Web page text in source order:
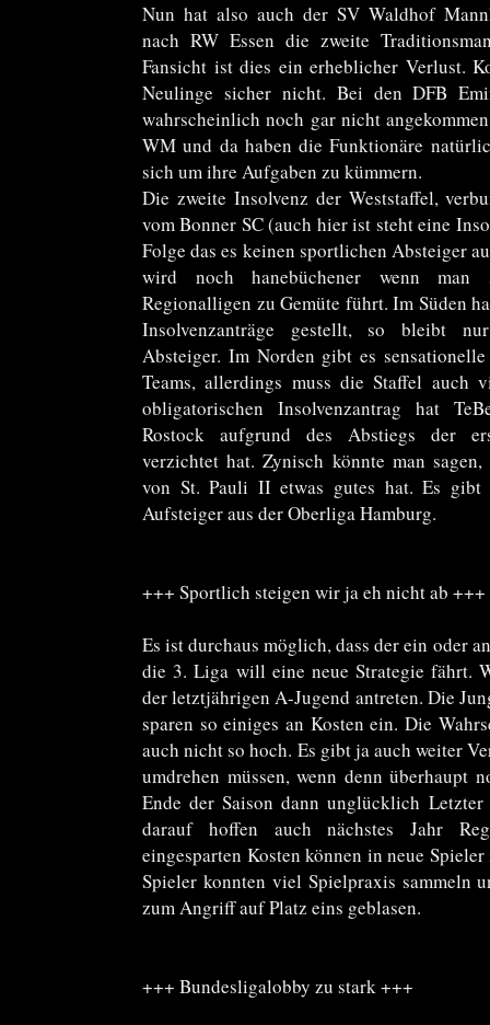
Nun hat also auch der SV Waldhof
nach RW Essen die zweite
Fansicht ist dies ein erheblicher Verlust.
Neulinge sicher nicht. Bei den DFB
wahrscheinlich noch gar nicht
WM und da haben die Funktionäre
sich um ihre Aufgaben zu kümmern.
Die zweite Insolvenz der Weststaffel,
vom Bonner SC (auch hier ist steht eine
Folge das es keinen sportlichen Absteiger
wird noch hanebüchener wenn
Regionalligen zu Gemüte führt. Im Süden
Insolvenzanträge gestellt, so bleibt
Absteiger. Im Norden gibt es
Teams, allerdings muss die Staffel auch
obligatorischen Insolvenzantrag hat
Rostock aufgrund des Abstiegs der
verzichtet hat. Zynisch könnte man
von St. Pauli II etwas gutes hat. Es gibt
Aufsteiger aus der Oberliga Hamburg.
+++ Sportlich steigen wir ja eh nicht ab +++
Es ist durchaus möglich, dass der ein oder
die 3. Liga will eine neue Strategie fährt.
der letztjährigen A-Jugend antreten. Die
sparen so einiges an Kosten ein. Die
auch nicht so hoch. Es gibt ja auch weiter
umdrehen müssen, wenn denn überhaupt
Ende der Saison dann unglücklich
darauf hoffen auch nächstes Jahr
eingesparten Kosten können in neue
Spieler konnten viel Spielpraxis sammeln
zum Angriff auf Platz eins geblasen.
+++ Bundesligalobby zu stark +++